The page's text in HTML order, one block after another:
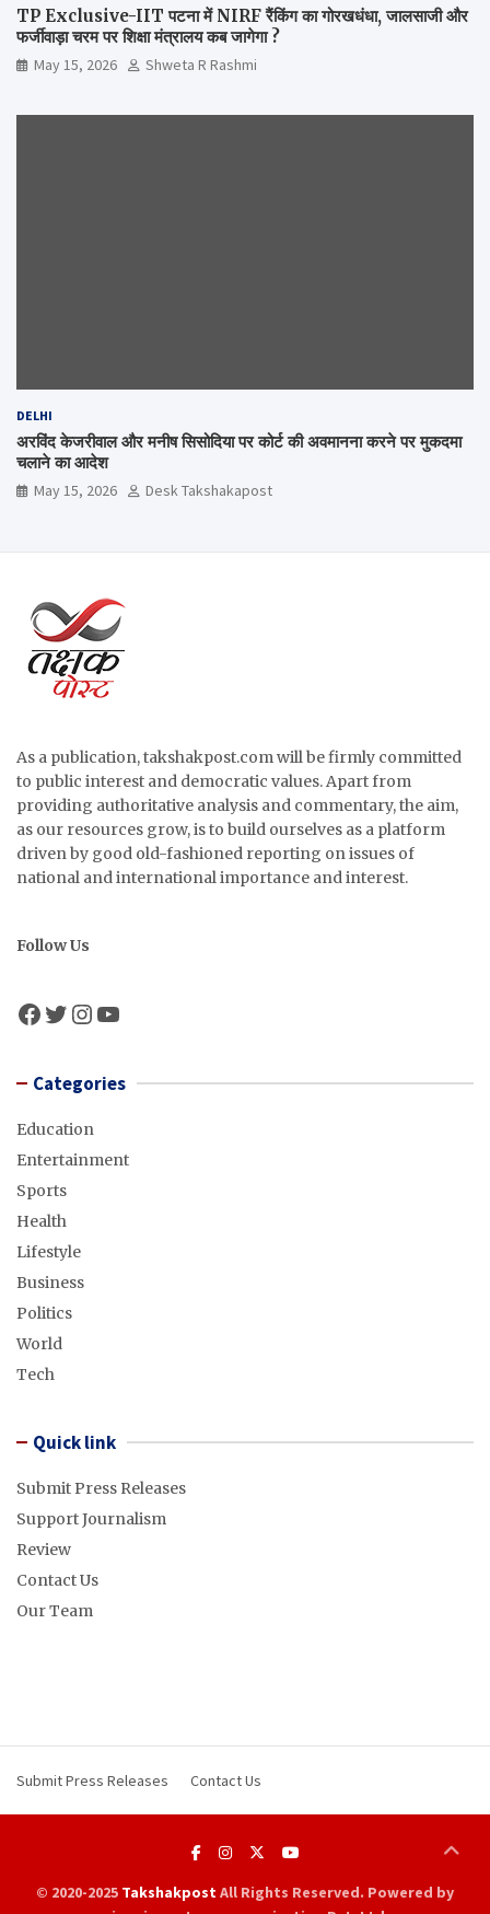
TP Exclusive-IIT पटना में NIRF रैंकिंग का गोरखधंधा, जालसाजी और
फर्जीवाड़ा चरम पर शिक्षा मंत्रालय कब जागेगा ?
May 15, 2026 Shweta R Rashmi
DELHI
अरविंद केजरीवाल और मनीष सिसोदिया पर कोर्ट की अवमानना करने पर मुकदमा
चलाने का आदेश
May 15, 2026 Desk Takshakapost
As a publication, takshakpost.com will be firmly committed
to public interest and democratic values. Apart from
providing authoritative analysis and commentary, the aim,
as our resources grow, is to build ourselves as a platform
driven by good old-fashioned reporting on issues of
national and international importance and interest.
Follow Us
Facebook
Twitter
Instagram
YouTube
Categories
Education
Entertainment
Sports
Health
Lifestyle
Business
Politics
World
Tech
Quick link
Submit Press Releases
Support Journalism
Review
Contact Us
Our Team
Submit Press Releases Contact Us
© 2020-2025 TakshakpostAll Rights Reserved. Powered by